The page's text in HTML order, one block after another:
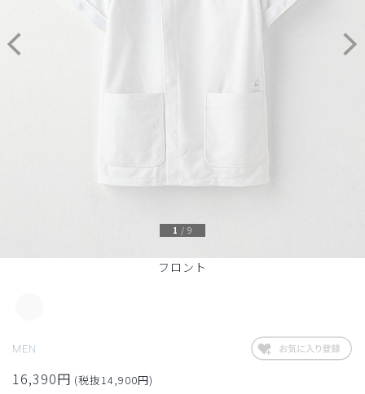
フロント
1 / 9
MEN
16,390円 (税抜14,900円)